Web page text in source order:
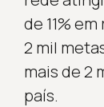
de 11%
2 mil
mais de 2
país.